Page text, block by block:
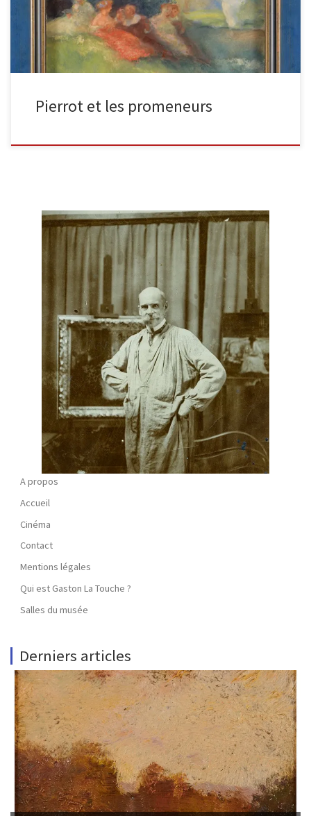
Pierrot et les promeneurs
A propos
Accueil
Cinéma
Contact
Mentions légales
Qui est Gaston La Touche ?
Salles du musée
Derniers articles